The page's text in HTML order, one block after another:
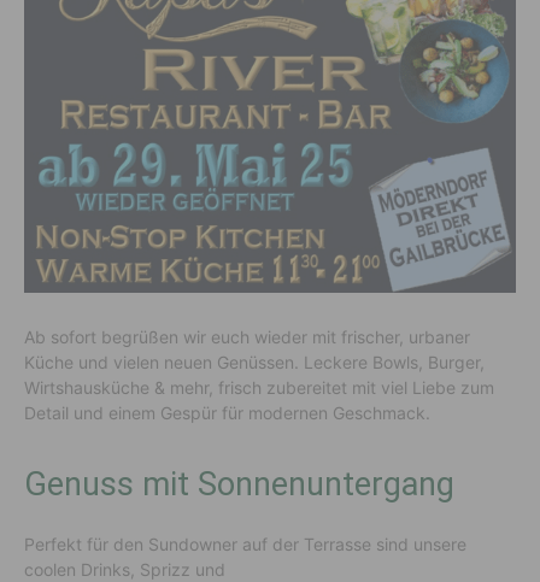
Ab sofort begrüßen wir euch wieder mit frischer, urbaner
Küche und vielen neuen Genüssen. Leckere Bowls, Burger,
Wirtshausküche & mehr, frisch zubereitet mit viel Liebe zum
Detail und einem Gespür für modernen Geschmack.
Genuss mit Sonnenuntergang
Perfekt für den Sundowner auf der Terrasse sind unsere
coolen Drinks, Sprizz und